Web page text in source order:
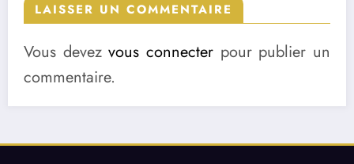
LAISSER UN COMMENTAIRE
Vous devezvous connecter pour publier un
commentaire.